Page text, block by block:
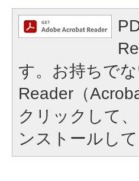
す。お持ちで
Reader（
クリックして
ンストールして